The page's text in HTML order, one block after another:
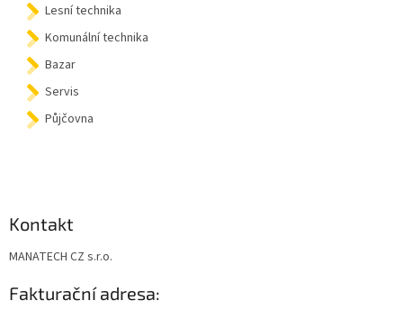
Lesní technika
Komunální technika
Bazar
Servis
Půjčovna
Kontakt
MANATECH CZ s.r.o.
Fakturační adresa: